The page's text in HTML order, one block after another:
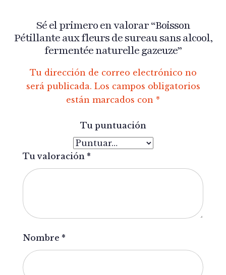
Sé el primero en valorar “Boisson
Pétillante aux fleurs de sureau sans alcool,
fermentée naturelle gazeuze”
Tu dirección de correo electrónico no
será publicada. Los campos obligatorios
están marcados con *
Tu puntuación
Tu valoración *
Nombre *